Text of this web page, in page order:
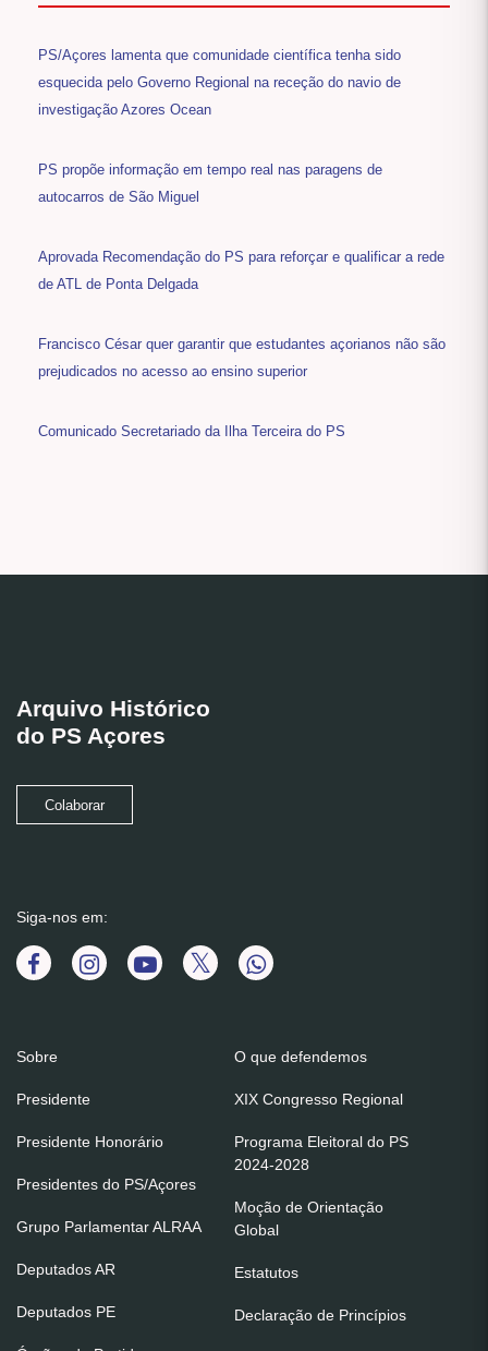
PS/Açores lamenta que comunidade científica tenha sido
esquecida pelo Governo Regional na receção do navio de
investigação Azores Ocean
PS propõe informação em tempo real nas paragens de
autocarros de São Miguel
Aprovada Recomendação do PS para reforçar e qualificar a rede
de ATL de Ponta Delgada
Francisco César quer garantir que estudantes açorianos não são
prejudicados no acesso ao ensino superior
Comunicado Secretariado da Ilha Terceira do PS
Arquivo Histórico
do PS Açores
Colaborar
Siga-nos em:
Sobre
Presidente
Presidente Honorário
Presidentes do PS/Açores
Grupo Parlamentar ALRAA
Deputados AR
Deputados PE
O que defendemos
XIX Congresso Regional
Programa Eleitoral do PS
2024-2028
Moção de Orientação
Global
Estatutos
Declaração de Princípios